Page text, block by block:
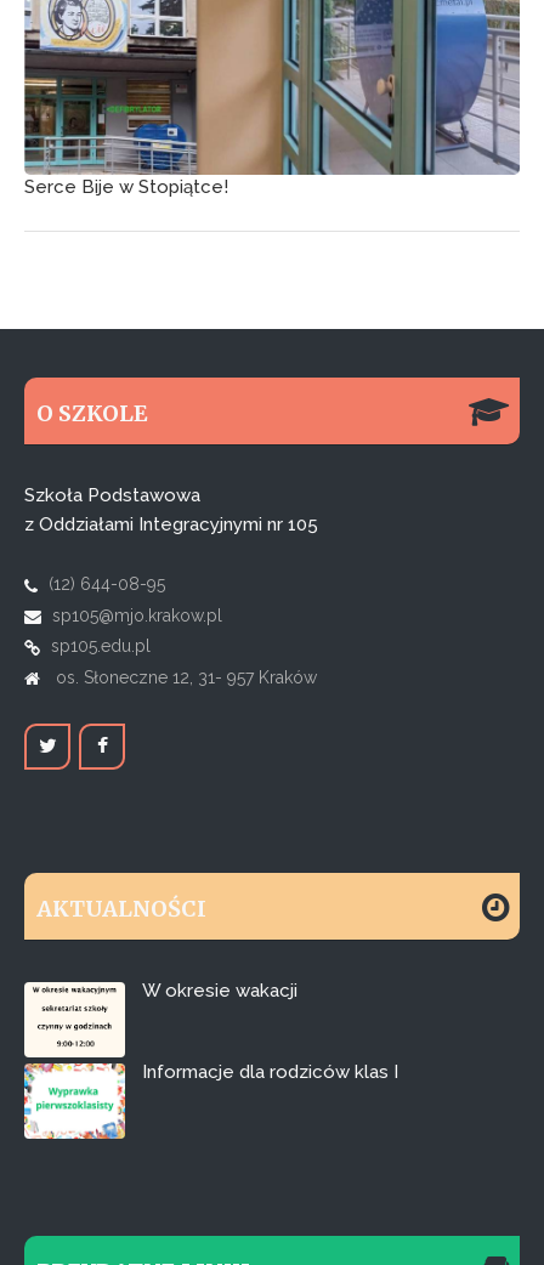
Serce Bije w Stopiątce!
O SZKOLE
Szkoła Podstawowa
z Oddziałami Integracyjnymi nr 105
(12) 644-08-95
sp105@mjo.krakow.pl
sp105.edu.pl
os. Słoneczne 12, 31- 957 Kraków
AKTUALNOŚCI
W okresie wakacji
Informacje dla rodziców klas I